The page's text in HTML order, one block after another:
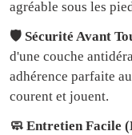
agréable sous les
🛡️ Sécurité Avant
d'une couche
adhérence parfaite
courent et jouent.
🧼 Entretien Facile